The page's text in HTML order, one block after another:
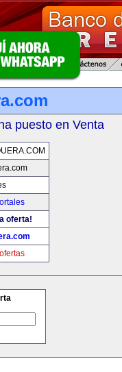
puesto en Venta
oferta!